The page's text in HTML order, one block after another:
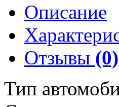
Описание
Отзывы (0)
Тип